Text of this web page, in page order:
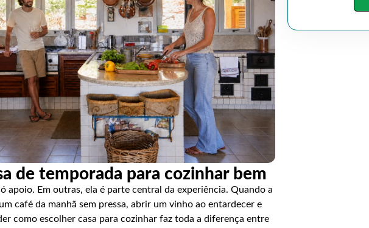
de temporada para cozinhar bem
apoio. Em outras, ela é parte central da experiência. Quando a
café da manhã sem pressa, abrir um vinho ao entardecer e
como escolher casa para cozinhar faz toda a diferença entre